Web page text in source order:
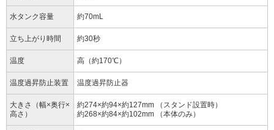
水タンク容量 約70mL
立ち上がり時間 約30秒
温度 高（約170℃）
温度過昇防止装置 温度過昇防止器
大きさ（幅×奥行×
高さ）
約274×約94×約127mm （スタンド設置時）
約268×約84×約102mm （本体のみ）